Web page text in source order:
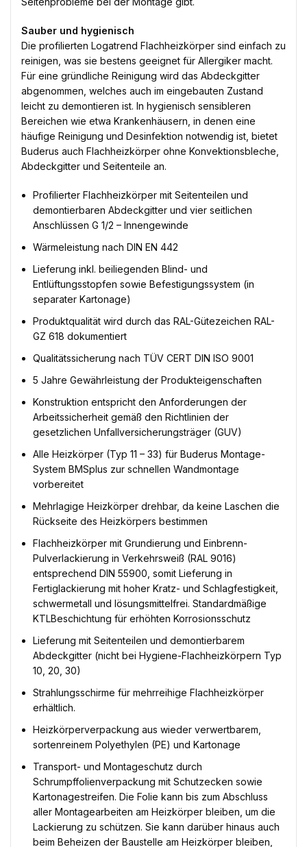
Sauber und hygienisch
Die profilierten Logatrend Flachheizkörper sind einfach zu
reinigen, was sie bestens geeignet für Allergiker macht.
Für eine gründliche Reinigung wird das Abdeckgitter
abgenommen, welches auch im eingebauten Zustand
leicht zu demontieren ist. In hygienisch sensibleren
Bereichen wie etwa Krankenhäusern, in denen eine
häufige Reinigung und Desinfektion notwendig ist, bietet
Buderus auch Flachheizkörper ohne Konvektionsbleche,
Abdeckgitter und Seitenteile an.
Profilierter Flachheizkörper mit Seitenteilen und
demontierbaren Abdeckgitter und vier seitlichen
Anschlüssen G 1/2 – Innengewinde
Wärmeleistung nach DIN EN 442
Lieferung inkl. beiliegenden Blind- und
Entlüftungsstopfen sowie Befestigungssystem (in
separater Kartonage)
Produktqualität wird durch das RAL-Gütezeichen RAL-
GZ 618 dokumentiert
Qualitätssicherung nach TÜV CERT DIN ISO 9001
5 Jahre Gewährleistung der Produkteigenschaften
Konstruktion entspricht den Anforderungen der
Arbeitssicherheit gemäß den Richtlinien der
gesetzlichen Unfallversicherungsträger (GUV)
Alle Heizkörper (Typ 11 – 33) für Buderus Montage-
System BMSplus zur schnellen Wandmontage
vorbereitet
Mehrlagige Heizkörper drehbar, da keine Laschen die
Rückseite des Heizkörpers bestimmen
Flachheizkörper mit Grundierung und Einbrenn-
Pulverlackierung in Verkehrsweiß (RAL 9016)
entsprechend DIN 55900, somit Lieferung in
Fertiglackierung mit hoher Kratz- und Schlagfestigkeit,
schwermetall und lösungsmittelfrei. Standardmäßige
KTLBeschichtung für erhöhten Korrosionsschutz
Lieferung mit Seitenteilen und demontierbarem
Abdeckgitter (nicht bei Hygiene-Flachheizkörpern Typ
10, 20, 30)
Strahlungsschirme für mehrreihige Flachheizkörper
erhältlich.
Heizkörperverpackung aus wieder verwertbarem,
sortenreinem Polyethylen (PE) und Kartonage
Transport- und Montageschutz durch
Schrumpffolienverpackung mit Schutzecken sowie
Kartonagestreifen. Die Folie kann bis zum Abschluss
aller Montagearbeiten am Heizkörper bleiben, um die
Lackierung zu schützen. Sie kann darüber hinaus auch
beim Beheizen der Baustelle am Heizkörper bleiben,